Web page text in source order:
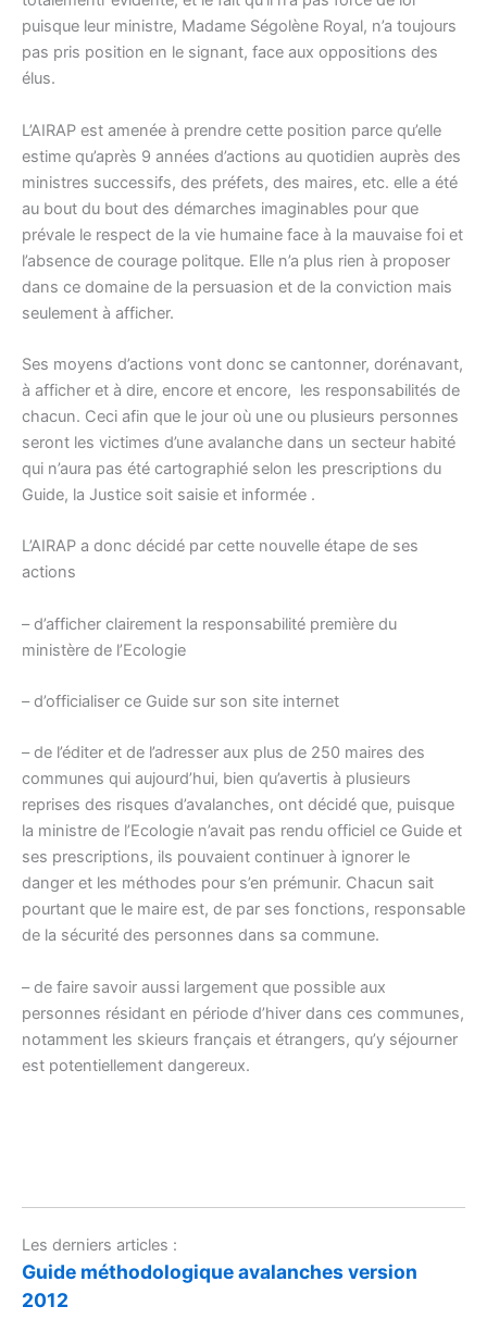
puisque leur ministre, Madame Ségolène Royal, n’a toujours
pas pris position en le signant, face aux oppositions des
élus.
L’AIRAP est amenée à prendre cette position parce qu’elle
estime qu’après 9 années d’actions au quotidien auprès des
ministres successifs, des préfets, des maires, etc. elle a été
au bout du bout des démarches imaginables pour que
prévale le respect de la vie humaine face à la mauvaise foi et
l’absence de courage politque. Elle n’a plus rien à proposer
dans ce domaine de la persuasion et de la conviction mais
seulement à afficher.
Ses moyens d’actions vont donc se cantonner, dorénavant,
à afficher et à dire, encore et encore, les responsabilités de
chacun. Ceci afin que le jour où une ou plusieurs personnes
seront les victimes d’une avalanche dans un secteur habité
qui n’aura pas été cartographié selon les prescriptions du
Guide, la Justice soit saisie et informée .
L’AIRAP a donc décidé par cette nouvelle étape de ses
actions
– d’afficher clairement la responsabilité première du
ministère de l’Ecologie
– d’officialiser ce Guide sur son site internet
– de l’éditer et de l’adresser aux plus de 250 maires des
communes qui aujourd’hui, bien qu’avertis à plusieurs
reprises des risques d’avalanches, ont décidé que, puisque
la ministre de l’Ecologie n’avait pas rendu officiel ce Guide et
ses prescriptions, ils pouvaient continuer à ignorer le
danger et les méthodes pour s’en prémunir. Chacun sait
pourtant que le maire est, de par ses fonctions, responsable
de la sécurité des personnes dans sa commune.
– de faire savoir aussi largement que possible aux
personnes résidant en période d’hiver dans ces communes,
notamment les skieurs français et étrangers, qu’y séjourner
est potentiellement dangereux.
Les derniers articles :
Guide méthodologique avalanches version
2012